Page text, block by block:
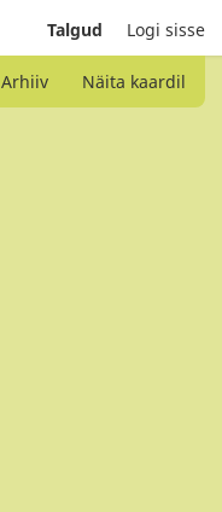
Talgud Logi sisse
Arhiiv Näita kaardil